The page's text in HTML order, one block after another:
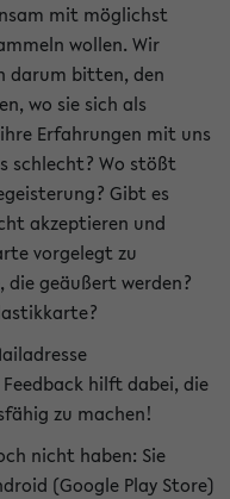
mit möglichst
wollen. Wir
darum bitten, den
wo sie sich als
Erfahrungen mit uns
schlecht? Wo stößt
Gibt es
akzeptieren und
vorgelegt zu
die geäußert werden?
hilft dabei, die
zu machen!
nicht haben: Sie
(Google Play Store)